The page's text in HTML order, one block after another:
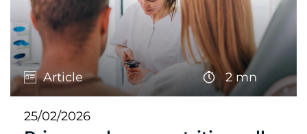
Article 2 mn
25/02/2026